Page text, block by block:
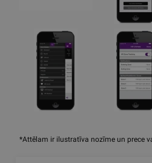
*Attēlam ir ilustratīva nozīme un prece